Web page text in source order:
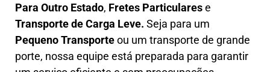
Para Outro Estado, Fretes Particularese
Transportede Carga Leve. Seja para um
Pequeno Transporteou um transporte de grande
porte, nossa equipe está preparada para garantir